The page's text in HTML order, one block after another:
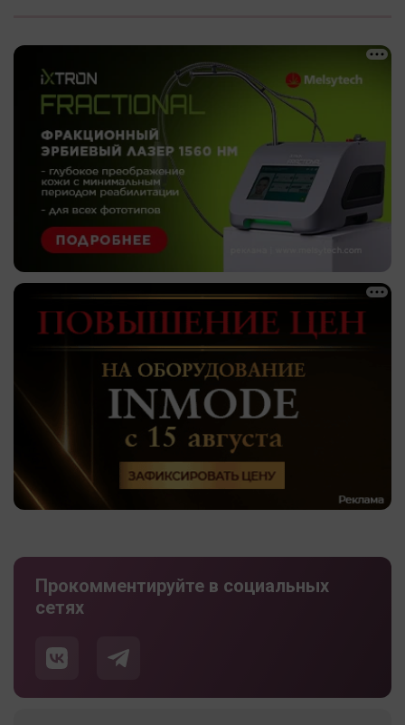
Прокомментируйте в социальных
сетях